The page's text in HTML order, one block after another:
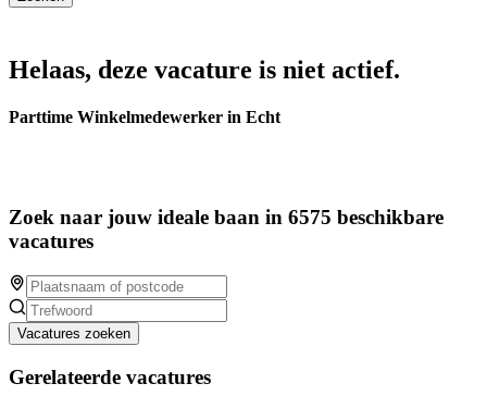
Helaas, deze vacature is niet actief.
Parttime Winkelmedewerker in Echt
Zoek naar jouw ideale baan in 6575 beschikbare
vacatures
Vacatures zoeken
Gerelateerde vacatures